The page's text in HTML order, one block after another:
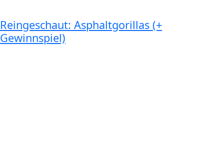
Reingeschaut: Asphaltgorillas (+
Gewinnspiel)